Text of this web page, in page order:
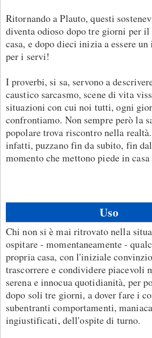
Ritornando a Plauto, questi
diventa odioso dopo tre giorni per il
casa, e dopo dieci inizia a essere
per i servi!
I proverbi, si sa, servono a
caustico sarcasmo, scene di vita
situazioni con cui noi tutti, ogni
confrontiamo. Non sempre però la
popolare trova riscontro nella
infatti, puzzano fin da subito, fin
momento che mettono piede in casa
Uso
Chi non si è mai ritrovato nella
ospitare - momentaneamente -
propria casa, con l'iniziale
trascorrere e condividere piacevoli
serena e innocua quotidianità, per
dopo soli tre giorni, a dover fare i
subentranti comportamenti,
ingiustificati, dell'ospite di turno.